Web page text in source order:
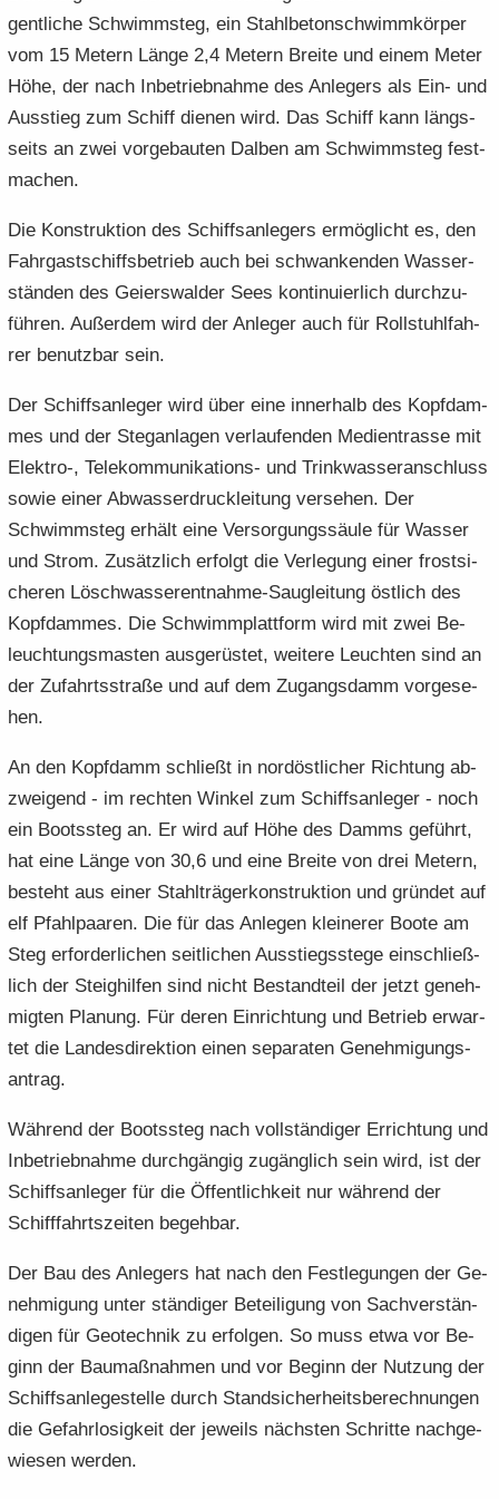
gent­li­che Schwimm­steg, ein Stahl­be­ton­schwimm­kör­per
vom 15 Me­tern Länge 2,4 Me­tern Brei­te und einem Meter
Höhe, der nach In­be­trieb­nah­me des An­le­gers als Ein- und
Aus­stieg zum Schiff die­nen wird. Das Schiff kann längs­
seits an zwei vor­ge­bau­ten Dal­ben am Schwimm­steg fest­
ma­chen.
Die Kon­struk­ti­on des Schiffs­an­le­gers er­mög­licht es, den
Fahr­gast­schiffs­be­trieb auch bei schwan­ken­den Was­ser­
stän­den des Gei­ers­wal­der Sees kon­ti­nu­ier­lich durch­zu­
füh­ren. Au­ßer­dem wird der An­le­ger auch für Roll­stuhl­fah­
rer be­nutz­bar sein.
Der Schiffs­an­le­ger wird über eine in­ner­halb des Kopf­dam­
mes und der Steg­an­la­gen ver­lau­fen­den Me­di­en­tras­se mit
Elektro-​, Telekommunikations-​ und Trink­was­ser­an­schluss
sowie einer Ab­was­ser­druck­lei­tung ver­se­hen. Der
Schwimm­steg er­hält eine Ver­sor­gungs­säu­le für Was­ser
und Strom. Zu­sätz­lich er­folgt die Ver­le­gung einer frost­si­
che­ren Löschwasserentnahme-​Saugleitung öst­lich des
Kopf­dam­mes. Die Schwimm­platt­form wird mit zwei Be­
leuch­tungs­mas­ten aus­ge­rüs­tet, wei­te­re Leuch­ten sind an
der Zu­fahrts­stra­ße und auf dem Zu­gangs­damm vor­ge­se­
hen.
An den Kopf­damm schließt in nord­öst­li­cher Rich­tung ab­
zwei­gend - im rech­ten Win­kel zum Schiffs­an­le­ger - noch
ein Boots­steg an. Er wird auf Höhe des Damms ge­führt,
hat eine Länge von 30,6 und eine Brei­te von drei Me­tern,
be­steht aus einer Stahl­trä­ger­kon­struk­ti­on und grün­det auf
elf Pfahl­paa­ren. Die für das An­le­gen klei­ne­rer Boote am
Steg er­for­der­li­chen seit­li­chen Aus­stiegs­ste­ge ein­schließ­
lich der Steig­hil­fen sind nicht Be­stand­teil der jetzt ge­neh­
mig­ten Pla­nung. Für deren Ein­rich­tung und Be­trieb er­war­
tet die Lan­des­di­rek­ti­on einen se­pa­ra­ten Ge­neh­mi­gungs­
an­trag.
Wäh­rend der Boots­steg nach voll­stän­di­ger Er­rich­tung und
In­be­trieb­nah­me durch­gän­gig zu­gäng­lich sein wird, ist der
Schiffs­an­le­ger für die Öf­fent­lich­keit nur wäh­rend der
Schiff­fahrts­zei­ten be­geh­bar.
Der Bau des An­le­gers hat nach den Fest­le­gun­gen der Ge­
neh­mi­gung unter stän­di­ger Be­tei­li­gung von Sach­ver­stän­
di­gen für Geo­tech­nik zu er­fol­gen. So muss etwa vor Be­
ginn der Bau­maß­nah­men und vor Be­ginn der Nut­zung der
Schiffs­an­le­ge­stel­le durch Stand­si­cher­heits­be­rech­nun­gen
die Ge­fahr­lo­sig­keit der je­weils nächs­ten Schrit­te nach­ge­
wie­sen wer­den.